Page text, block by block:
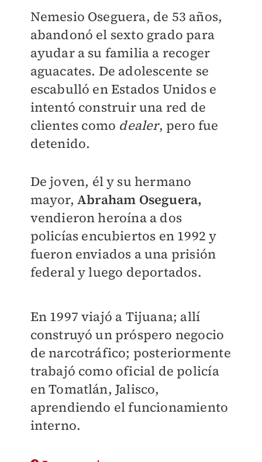
Nemesio Oseguera, de 53 años,
abandonó el sexto grado para
ayudar a su familia a recoger
aguacates. De adolescente se
escabulló en Estados Unidos e
intentó construir una red de
clientes como dealer, pero fue
detenido.
De joven, él y su hermano
mayor, Abraham Oseguera,
vendieron heroína a dos
policías encubiertos en 1992 y
fueron enviados a una prisión
federal y luego deportados.
​En 1997 viajó a Tijuana; allí
construyó un próspero negocio
de narcotráfico; posteriormente
trabajó como oficial de policía
en Tomatlán, Jalisco,
aprendiendo el funcionamiento
interno.